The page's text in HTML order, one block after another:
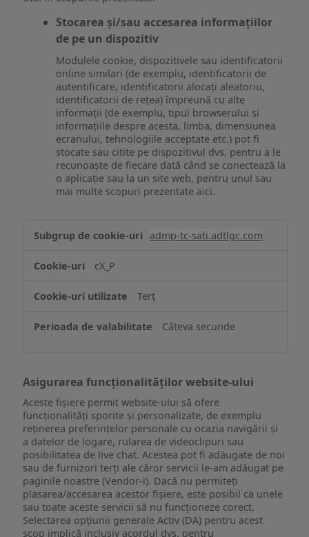
Stocarea și/sau accesarea informațiilor
de pe un dispozitiv
Modulele cookie, dispozitivele sau identificatorii
online similari (de exemplu, identificatorii de
autentificare, identificatorii alocați aleatoriu,
identificatorii de rețea) împreună cu alte
informații (de exemplu, tipul browserului și
informațiile despre acesta, limba, dimensiunea
ecranului, tehnologiile acceptate etc.) pot fi
stocate sau citite pe dispozitivul dvs. pentru a le
recunoaște de fiecare dată când se conectează la
o aplicație sau la un site web, pentru unul sau
mai multe scopuri prezentate aici.
și/sau
informațiilor
pe
dispozitiv
admp-tc-sati.adtlgc.com
cX_P
Terț
Câteva secunde
Asigurarea funcționalităților website-ului
Aceste fișiere permit website-ului să ofere
funcționalități sporite și personalizate, de exemplu
reţinerea preferinţelor personale cu ocazia navigării și
a datelor de logare, rularea de videoclipuri sau
posibilitatea de live chat. Acestea pot fi adăugate de noi
sau de furnizori terți ale căror servicii le-am adăugat pe
paginile noastre (Vendor-i). Dacă nu permiteți
plasarea/accesarea acestor fișiere, este posibil ca unele
sau toate aceste servicii să nu funcționeze corect.
Selectarea opțiunii generale Activ (DA) pentru acest
scop implică inclusiv acordul dvs. pentru